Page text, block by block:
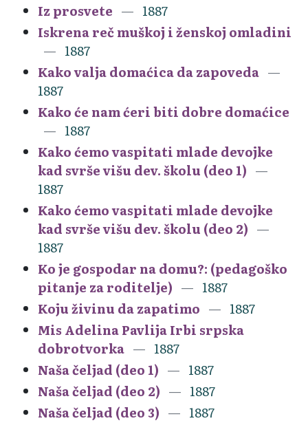
Iz prosvete
1887
Iskrena reč muškoj i ženskoj omladini
1887
Kako valja domaćica da zapoveda
1887
Kako će nam ćeri biti dobre domaćice
1887
Kako ćemo vaspitati mlade devojke
kad svrše višu dev. školu (deo 1)
1887
Kako ćemo vaspitati mlade devojke
kad svrše višu dev. školu (deo 2)
1887
Ko je gospodar na domu?: (pedagoško
pitanje za roditelje)
1887
Koju živinu da zapatimo
1887
Mis Adelina Pavlija Irbi srpska
dobrotvorka
1887
Naša čeljad (deo 1)
1887
Naša čeljad (deo 2)
1887
Naša čeljad (deo 3)
1887